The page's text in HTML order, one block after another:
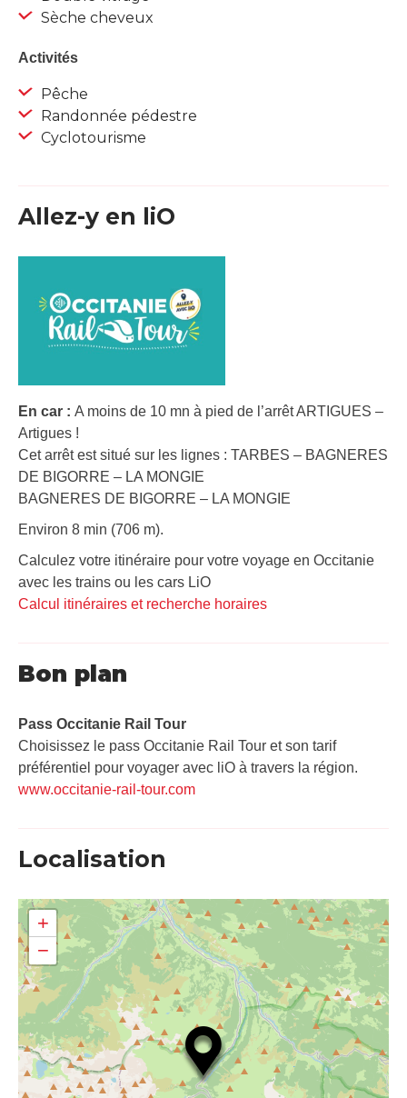
Sèche cheveux
Activités
Pêche
Randonnée pédestre
Cyclotourisme
Allez-y en liO
En car : A moins de 10 mn à pied de l’arrêt ARTIGUES –
Artigues !
Cet arrêt est situé sur les lignes : TARBES – BAGNERES
DE BIGORRE – LA MONGIE
BAGNERES DE BIGORRE – LA MONGIE
Environ 8 min (706 m).
Calculez votre itinéraire pour votre voyage en Occitanie
avec les trains ou les cars LiO
Calcul itinéraires et recherche horaires
Bon plan
Pass Occitanie Rail Tour​
Choisissez le pass Occitanie Rail Tour et son tarif
préférentiel pour voyager avec liO à travers la région.
www.occitanie-rail-tour.com
Localisation
+
−